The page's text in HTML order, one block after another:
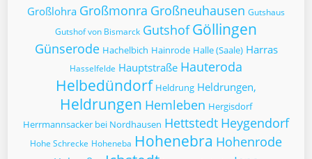
Großlohra Großmonra Großneuhausen Gutshaus
Gutshof von Bismarck Gutshof Göllingen
Günserode Hachelbich Hainrode Halle (Saale) Harras
Hasselfelde Hauptstraße Hauteroda
Helbedündorf Heldrung Heldrungen,
Heldrungen Hemleben Hergisdorf
Herrmannsacker bei Nordhausen Hettstedt Heygendorf
Hohe Schrecke Hoheneba Hohenebra Hohenrode